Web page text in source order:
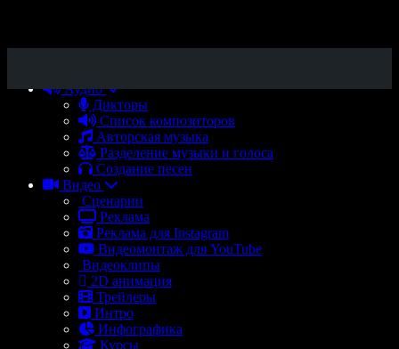
Аудио
Дикторы
Список композиторов
Авторская музыка
Разделение музыки и голоса
Создание песен
Видео
Сценарии
Реклама
Реклама для Instagram
Видеомонтаж для YouTube
Видеоклипы
2D анимация
Трейлеры
Интро
Инфографика
Курсы